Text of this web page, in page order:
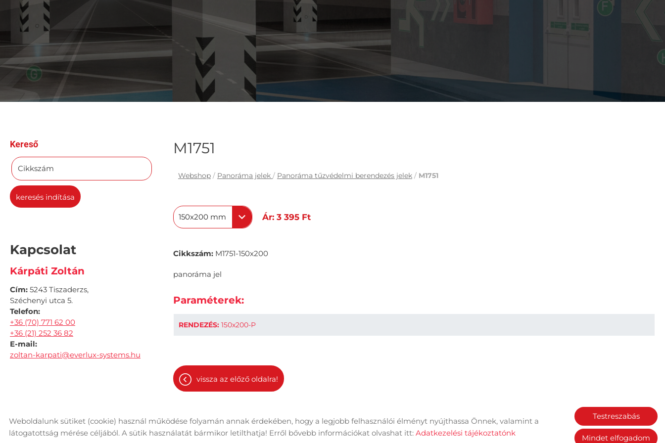
Kereső
Cikkszám
keresés indítása
Kapcsolat
Kárpáti Zoltán
Cím: 5243 Tiszaderzs,
Széchenyi utca 5.
Telefon:
+36 (70) 771 62 00
+36 (21) 252 36 82
E-mail:
zoltan-karpati@everlux-systems.hu
M1751
Webshop / Panoráma jelek / Panoráma tűzvédelmi berendezés jelek / M1751
150x200 mm Ár: 3 395 Ft
Cikkszám: M1751-150x200
panoráma jel
Paraméterek:
RENDEZÉS: 150x200-P
vissza az előző oldalra!
© 2026 - Minden jog fenntartva Oldal információk Adatkezelési tájékoztató Impresszum
Sütik kezelése
Mindet elfogadom
Testreszabás
Weboldalunk sütiket (cookie) használ működése folyamán annak érdekében, hogy a legjobb felhasználói élményt nyújthassa Önnek, valamint a
látogatottság mérése céljából. A sütik használatát bármikor letilthatja! Erről bővebb információkat olvashat itt: Adatkezelési tájékoztatónk